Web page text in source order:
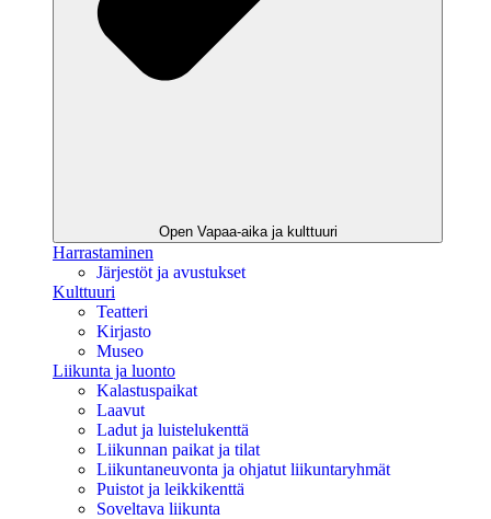
Open Vapaa-aika ja kulttuuri
Harrastaminen
Järjestöt ja avustukset
Kulttuuri
Teatteri
Kirjasto
Museo
Liikunta ja luonto
Kalastuspaikat
Laavut
Ladut ja luistelukenttä
Liikunnan paikat ja tilat
Liikuntaneuvonta ja ohjatut liikuntaryhmät
Puistot ja leikkikenttä
Soveltava liikunta